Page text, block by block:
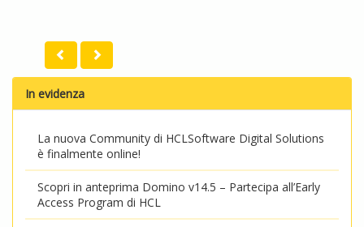
In evidenza
La nuova Community di HCLSoftware Digital Solutions
è finalmente online!
Scopri in anteprima Domino v14.5 – Partecipa all’Early
Access Program di HCL